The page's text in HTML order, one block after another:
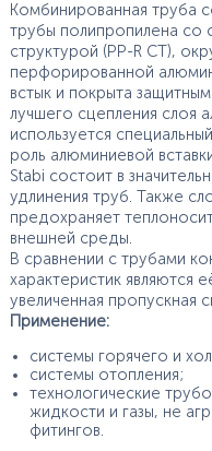
Комбинированная труба
трубы полипропилена со
структурой (PP-R CT),
перфорированной
встык и покрыта
лучшего сцепления слоя
используется
роль алюминиевой
Stabi состоит в
удлинения труб. Также
предохраняет
внешней среды.
В сравнении с трубами
характеристик являются
увеличенная пропускная
Применение:
системы горячего и
системы отопления;
технологические
жидкости и газы, не
фитингов.